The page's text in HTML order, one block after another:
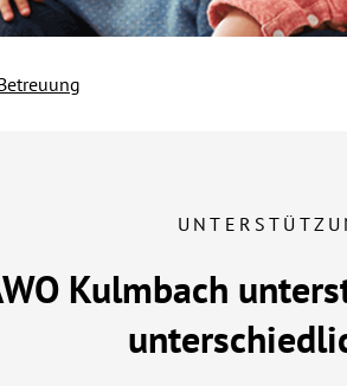
Kulmbach